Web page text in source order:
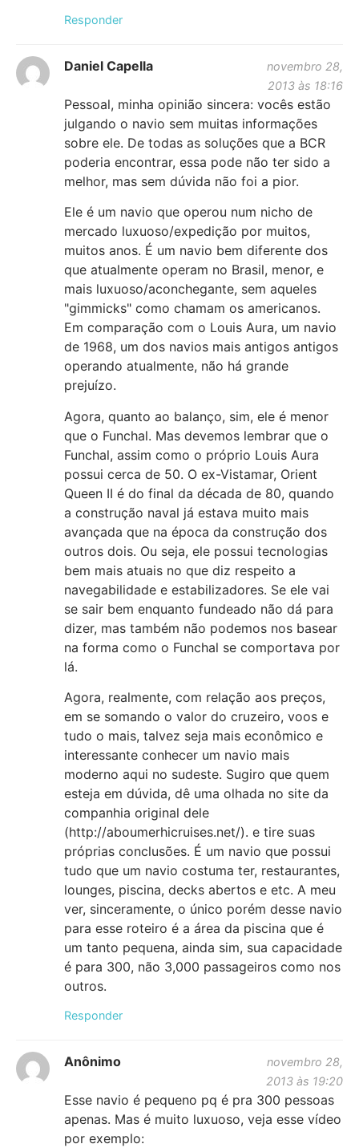
Responder
Daniel Capella
novembro 28,
2013 às 18:16
Pessoal, minha opinião sincera: vocês estão
julgando o navio sem muitas informações
sobre ele. De todas as soluções que a BCR
poderia encontrar, essa pode não ter sido a
melhor, mas sem dúvida não foi a pior.
Ele é um navio que operou num nicho de
mercado luxuoso/expedição por muitos,
muitos anos. É um navio bem diferente dos
que atualmente operam no Brasil, menor, e
mais luxuoso/aconchegante, sem aqueles
"gimmicks" como chamam os americanos.
Em comparação com o Louis Aura, um navio
de 1968, um dos navios mais antigos antigos
operando atualmente, não há grande
prejuízo.
Agora, quanto ao balanço, sim, ele é menor
que o Funchal. Mas devemos lembrar que o
Funchal, assim como o próprio Louis Aura
possui cerca de 50. O ex-Vistamar, Orient
Queen II é do final da década de 80, quando
a construção naval já estava muito mais
avançada que na época da construção dos
outros dois. Ou seja, ele possui tecnologias
bem mais atuais no que diz respeito a
navegabilidade e estabilizadores. Se ele vai
se sair bem enquanto fundeado não dá para
dizer, mas também não podemos nos basear
na forma como o Funchal se comportava por
lá.
Agora, realmente, com relação aos preços,
em se somando o valor do cruzeiro, voos e
tudo o mais, talvez seja mais econômico e
interessante conhecer um navio mais
moderno aqui no sudeste. Sugiro que quem
esteja em dúvida, dê uma olhada no site da
companhia original dele
(http://aboumerhicruises.net/). e tire suas
próprias conclusões. É um navio que possui
tudo que um navio costuma ter, restaurantes,
lounges, piscina, decks abertos e etc. A meu
ver, sinceramente, o único porém desse navio
para esse roteiro é a área da piscina que é
um tanto pequena, ainda sim, sua capacidade
é para 300, não 3,000 passageiros como nos
outros.
Responder
Anônimo
novembro 28,
2013 às 19:20
Esse navio é pequeno pq é pra 300 pessoas
apenas. Mas é muito luxuoso, veja esse vídeo
por exemplo: